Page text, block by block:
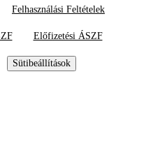
Felhasználási Feltételek
Előfizetési ÁSZF
Sütibeállítások